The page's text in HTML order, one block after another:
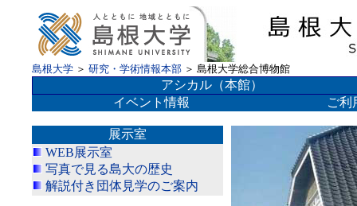
島根大学 ＞ 研究・学術情報本部 ＞ 島根大学総合博物館
アシカル（本館）
イベント情報
ご利
展示室
WEB展示室
写真で見る島大の歴史
解説付き団体見学のご案内